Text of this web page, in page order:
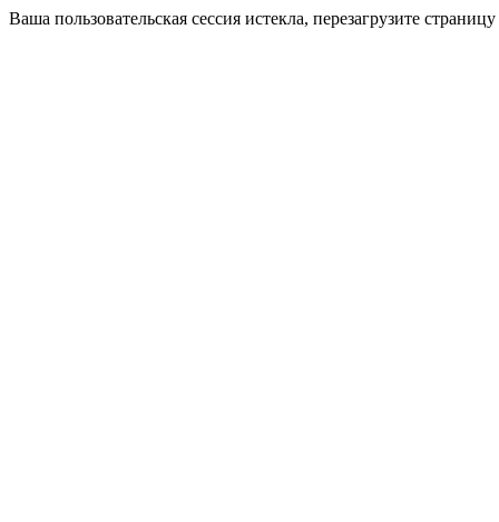
Ваша пользовательская сессия истекла, перезагрузите